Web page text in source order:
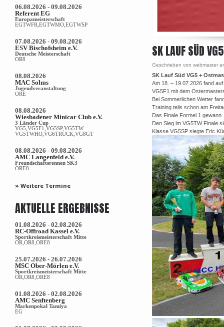
SK LAUF SÜD
Geschrieben von webmaster
SK Lauf Süd VG5 +
Am 18. – 19.07.2026 fand
VG5F1 mit dem
Bei Sommerlichen Wetter
Training teils schon am
Das Finale Formel 1
Den Sieg im VG5TW Finale
Klasse VG5SP siegte Eric
06.08.2026 - 09.08.2026
Referent EG
Europameisterschaft
EGTWFR,EGTWMO,EGTWSP
07.08.2026 - 09.08.2026
ESV Bischofsheim e.V.
Deutsche Meisterschaft
OR8
08.08.2026
MAC Solms
Jugendveranstaltung
ORE
08.08.2026
Wiesbadener Minicar Club e.V.
3 Länder Cup
VG5,VG5F1,VG5SP,VG5TW
VG5TWHO,VG6TRUCK,VG8GT
08.08.2026 - 09.08.2026
AMC Langenfeld e.V.
Freundschaftsrennen SK3
ORE8
» Weitere Termine
AKTUELLE ERGEBNISSE
01.08.2026 - 02.08.2026
RC-Offroad Kassel e.V.
Sportkreismeisterschaft Mitte
OR,OR8,ORE8
25.07.2026 - 26.07.2026
MSC Ober-Mörlen e.V.
Sportkreismeisterschaft Mitte
OR,OR8,ORE8
01.08.2026 - 02.08.2026
AMC Senftenberg
Markenpokal Tamiya
EG